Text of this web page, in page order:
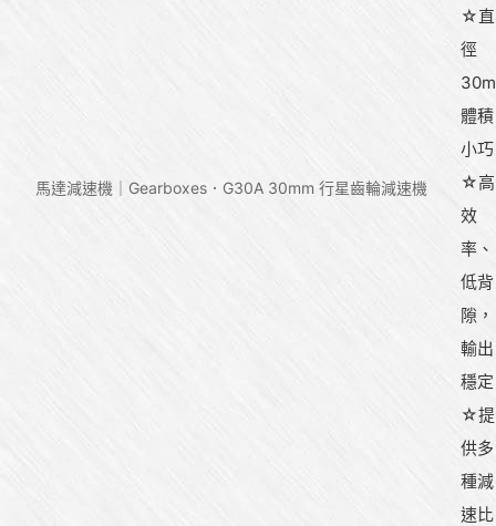
馬達減速機｜Gearboxes G30A 30mm 行星齒輪減速機
☆直
徑
體積
小巧
☆高
效
率、
低背
隙，
輸出
穩定
☆提
供多
種減
速比